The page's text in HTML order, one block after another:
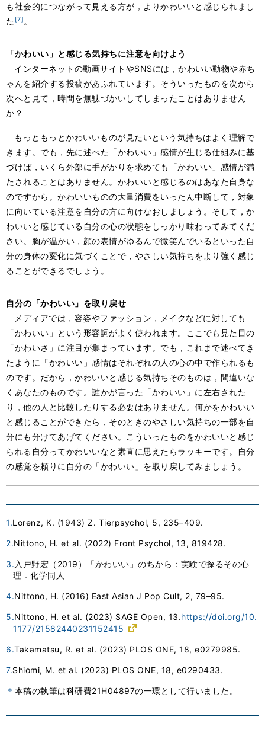
も社会的につながって見える方が，よりかわいいと感じられまし
た [7] 。
「かわいい」と感じる気持ちに注意を向けよう
インターネットの動画サイトやSNSには，かわいい動物や赤ち
ゃんを紹介する投稿があふれています。そういったものを次から
次へと見て，時間を無駄づかいしてしまったことはありません
か？
もっともっとかわいいものが見たいという気持ちはよく理解で
きます。でも，先に述べた「かわいい」感情が生じる仕組みに基
づけば，いくら外部に手がかりを求めても「かわいい」感情が満
たされることはありません。かわいいと感じるのはあなた自身な
のですから。かわいいものの大量消費をいったん中断して，対象
に向いている注意を自分の方に向けなおしましょう。そして，か
わいいと感じている自分の心の状態をしっかり味わってみてくだ
さい。胸が温かい，顔の表情がゆるんで微笑んでいるといった自
分の身体の変化に気づくことで，やさしい気持ちをより強く感じ
ることができるでしょう。
自分の「かわいい」を取り戻せ
メディアでは，容姿やファッション，メイクなどに対しても
「かわいい」という形容詞がよく使われます。ここでも見た目の
「かわいさ」に注目が集まっています。でも，これまで述べてき
たように「かわいい」感情はそれぞれの人の心の中で作られるも
のです。だから，かわいいと感じる気持ちそのものは，間違いな
くあなたのものです。誰かが言った「かわいい」に左右された
り，他の人と比較したりする必要はありません。何かをかわいい
と感じることができたら，そのときのやさしい気持ちの一部を自
分にも分けてあげてください。こういったものをかわいいと感じ
られる自分ってかわいいなと素直に思えたらラッキーです。自分
の感覚を頼りに自分の「かわいい」を取り戻してみましょう。
1.Lorenz, K. (1943) Z. Tierpsychol, 5, 235–409.
2.Nittono, H. et al. (2022) Front Psychol, 13, 819428.
3. 入戸野宏（2019）「かわいい」のちから：実験で探るその心
理．化学同人
4.Nittono, H. (2016) East Asian J Pop Cult, 2, 79–95.
5.Nittono, H. et al. (2023) SAGE Open, 13.https://doi.org/10.
1177/21582440231152415
6.Takamatsu, R. et al. (2023) PLOS ONE, 18, e0279985.
7.Shiomi, M. et al. (2023) PLOS ONE, 18, e0290433.
＊ 本稿の執筆は科研費21H04897の一環として行いました。